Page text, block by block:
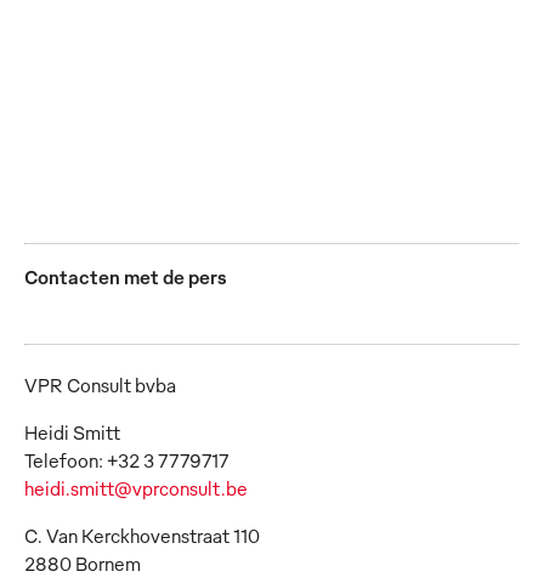
Contacten met de pers
VPR Consult bvba
Heidi Smitt
heidi.smitt@vprconsult.be
C. Van Kerckhovenstraat 110
2880 Bornem